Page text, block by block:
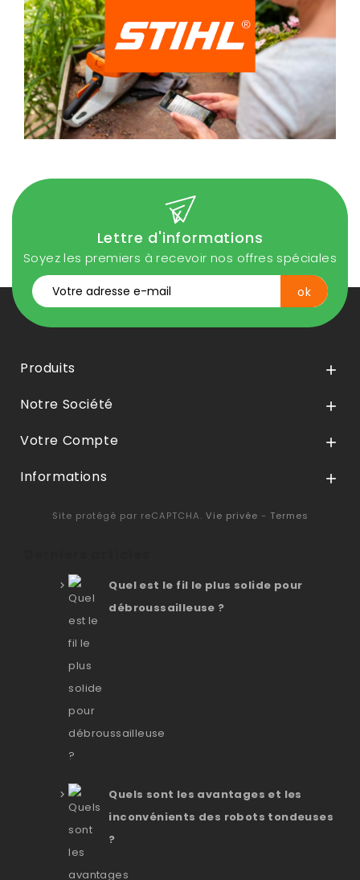
Lettre d'informations
Soyez les premiers à recevoir nos offres spéciales
Produits 
Notre Société 
Votre Compte 
Informations 
Site protégé par reCAPTCHA. Vie privée - Termes
Quel est le fil le plus solide pour
débroussailleuse ?
Quels sont les avantages et les
inconvénients des robots tondeuses
?